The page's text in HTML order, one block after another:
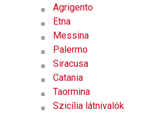
Agrigento
Etna
Messina
Palermo
Siracusa
Catania
Taormina
Szicília látnivalók